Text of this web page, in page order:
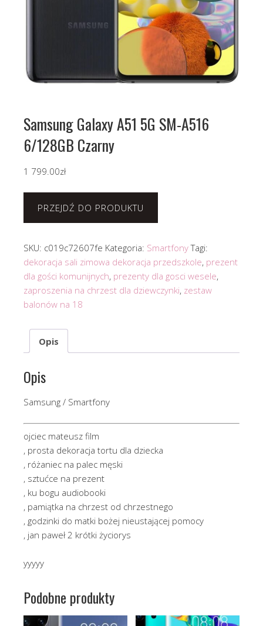
Samsung Galaxy A51 5G SM-A516
6/128GB Czarny
1 799.00zł
PRZEJDŹ DO PRODUKTU
SKU: c019c72607fe Kategoria: Smartfony Tagi:
dekoracja sali zimowa dekoracja przedszkole, prezent
dla gości komunijnych, prezenty dla gosci wesele,
zaproszenia na chrzest dla dziewczynki, zestaw
balonów na 18
Opis
Opis
Samsung / Smartfony
ojciec mateusz film
, prosta dekoracja tortu dla dziecka
, różaniec na palec męski
, sztućce na prezent
, ku bogu audiobooki
, pamiątka na chrzest od chrzestnego
, godzinki do matki bożej nieustającej pomocy
, jan paweł 2 krótki życiorys
yyyyy
Podobne produkty